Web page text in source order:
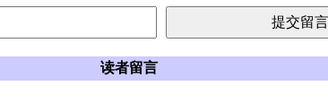
读者留言